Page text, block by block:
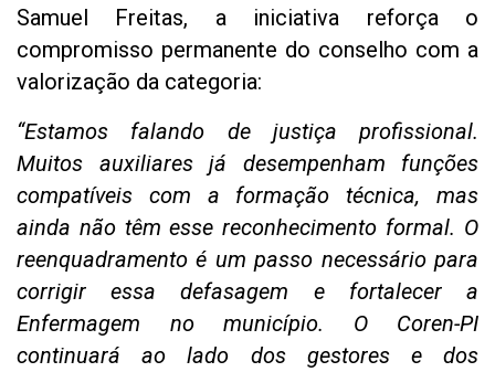
Samuel Freitas, a iniciativa reforça o
compromisso permanente do conselho com a
valorização da categoria:
“Estamos falando de justiça profissional.
Muitos auxiliares já desempenham funções
compatíveis com a formação técnica, mas
ainda não têm esse reconhecimento formal. O
reenquadramento é um passo necessário para
corrigir essa defasagem e fortalecer a
Enfermagem no município. O Coren-PI
continuará ao lado dos gestores e dos